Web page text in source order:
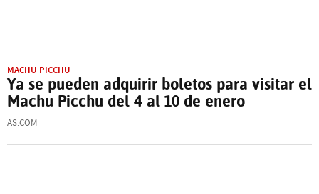
MACHU PICCHU
Ya se pueden adquirir boletos para visitar el
Machu Picchu del 4 al 10 de enero
AS.COM